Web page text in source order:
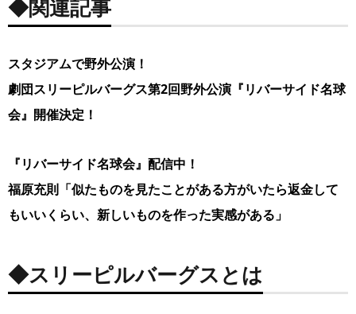
◆関連記事
スタジアムで野外公演！
劇団スリーピルバーグス第2回野外公演『リバーサイド名球
会』開催決定！
『リバーサイド名球会』配信中！
福原充則「似たものを見たことがある方がいたら返金して
もいいくらい、新しいものを作った実感がある」
◆スリーピルバーグスとは